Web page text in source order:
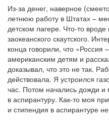
Из-за денег, наверное
летнюю работу в Штатах –
детском лагере. Что-то
заокеанского скаутского.
конца говорили, что «Россия
американским детям и
доказывал, что это не так.
действовала. Я устроился
час. Потом начались дожди и
в аспирантуру. Как-то моя
и стипендия в аспирантуре